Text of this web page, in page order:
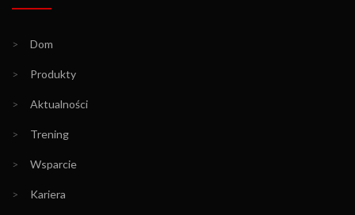
> Dom
> Produkty
> Aktualności
> Trening
> Wsparcie
> Kariera